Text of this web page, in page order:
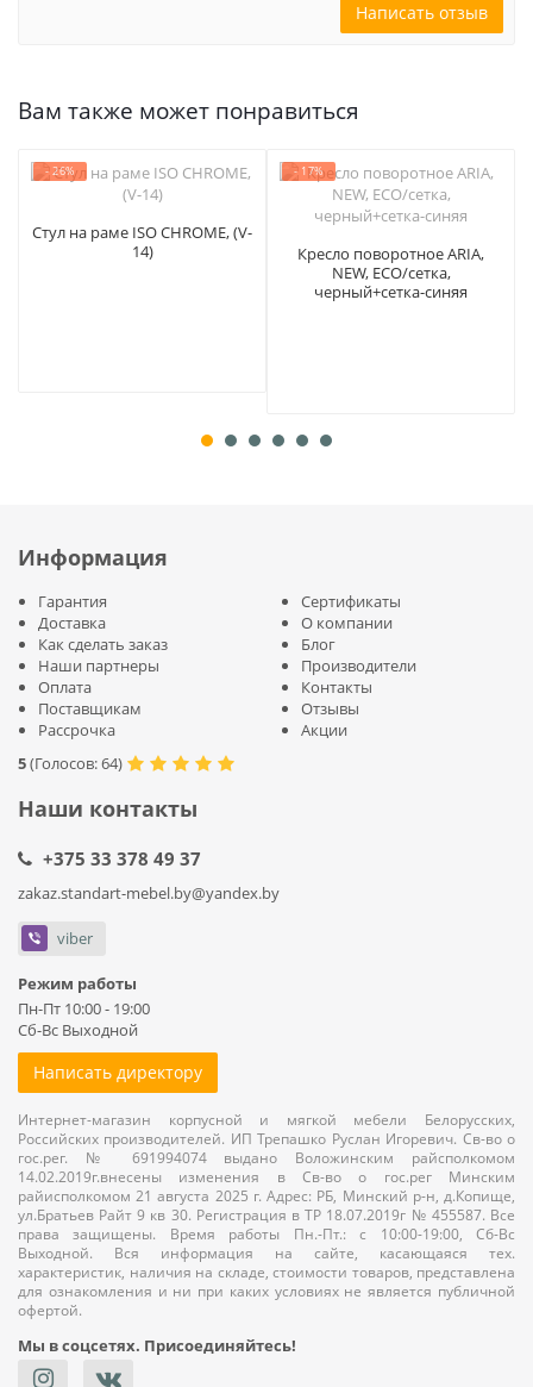
Написать отзыв
Вам также может понравиться
- 26%
Стул на раме ISO CHROME, (V-
14)
- 17%
Кресло поворотное ARIA,
NEW, ECO/сетка,
черный+сетка-синяя
Информация
Гарантия
Доставка
Как сделать заказ
Наши партнеры
Оплата
Поставщикам
Рассрочка
Сертификаты
О компании
Блог
Производители
Контакты
Отзывы
Акции
5(Голосов:64)
Наши контакты
+375 33 378 49 37
zakaz.standart-mebel.by@yandex.by
viber
Режим работы
Пн-Пт 10:00 - 19:00
Сб-Вс Выходной
Написать директору
Интернет-магазин корпусной и мягкой мебели Белорусских,
Российских производителей. ИП Трепашко Руслан Игоревич. Св-во о
гос.рег. № 691994074 выдано Воложинским райсполкомом
14.02.2019г.внесены изменения в Св-во о гос.рег Минским
райисполкомом 21 августа 2025 г. Адрес: РБ, Минский р-н, д.Копище,
ул.Братьев Райт 9 кв 30. Регистрация в ТР 18.07.2019г № 455587. Все
права защищены. Время работы Пн.-Пт.: с 10:00-19:00, Сб-Вс
Выходной. Вся информация на сайте, касающаяся тех.
характеристик, наличия на складе, стоимости товаров, представлена
для ознакомления и ни при каких условиях не является публичной
офертой.
Мы в соцсетях. Присоединяйтесь!